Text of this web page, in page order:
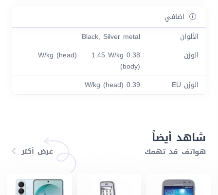
اضافي
الألوان
Black, Silver metal
الوزن
0.38 W/kg (head) 1.45 W/kg
(body)
الوزن EU
0.39 W/kg (head)
شاهد أيضاً
هواتف قد تهمك عرض أكتر